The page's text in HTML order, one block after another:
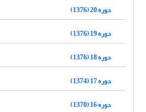
دوره 20 (1376)
دوره 19 (1376)
دوره 18 (1376)
دوره 17 (1374)
دوره 16 (1370)